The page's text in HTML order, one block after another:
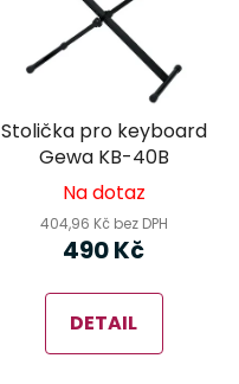
Stolička pro keyboard
Gewa KB-40B
Na dotaz
404,96 Kč bez DPH
490 Kč
DETAIL